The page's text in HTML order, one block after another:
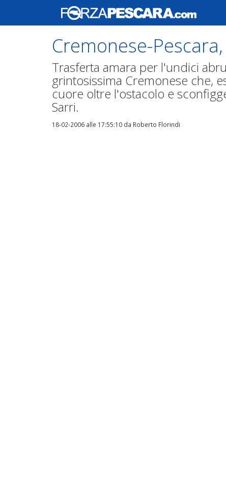
Cremonese-
Trasferta amara per l'undici
grintosissima Cremonese che,
cuore oltre l'ostacolo e
Sarri.
18-02-2006 alle 17:55:10 da Roberto Florindi